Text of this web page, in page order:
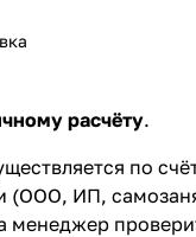
расчёту.
по
(ООО, ИП,
менеджер